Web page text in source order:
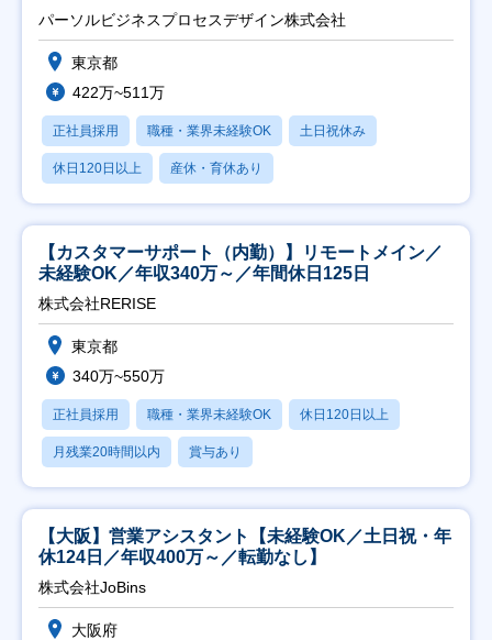
パーソルビジネスプロセスデザイン株式会社
東京都
422万~511万
正社員採用 職種・業界未経験OK 土日祝休み
休日120日以上 産休・育休あり
【カスタマーサポート（内勤）】リモートメイン／
未経験OK／年収340万～／年間休日125日
株式会社RERISE
東京都
340万~550万
正社員採用 職種・業界未経験OK 休日120日以上
月残業20時間以内 賞与あり
【大阪】営業アシスタント【未経験OK／土日祝・年
休124日／年収400万～／転勤なし】
株式会社JoBins
大阪府